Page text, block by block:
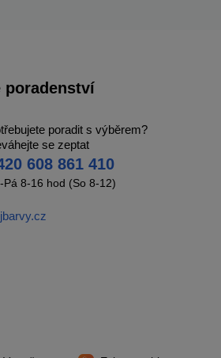
poradenství
poradit s výběrem?
se zeptat
608 861 410
Pá 8-16 hod (So 8-12)